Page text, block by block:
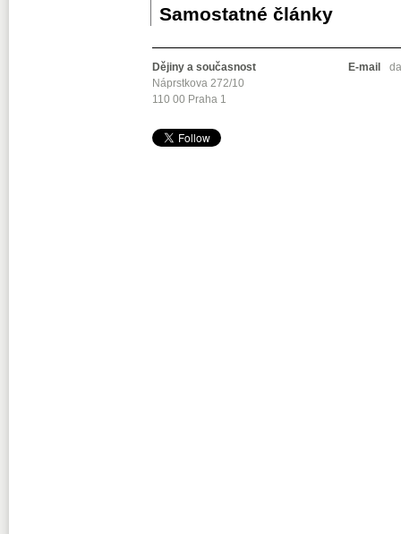
Samostatné články
Dějiny a současnost
Náprstkova 272/10
110 00 Praha 1
E-mail